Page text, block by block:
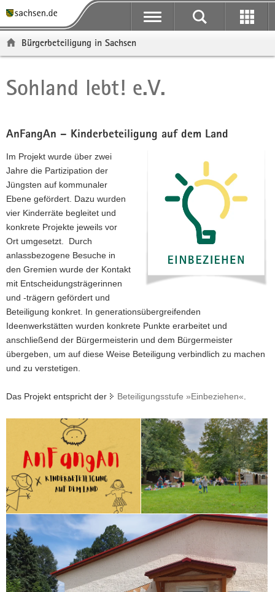
t
ü
r
r
e
i
f
e
n
d
e
N
a
v
i
g
a
t
i
n
t
n
i
a
t
i
o
n
p
n
l
t
-
r
i
c
h
Bürgerbeteiligung in Sachsen
Hauptinhalt
Sohland lebt! e.V.
AnFangAn – Kinderbeteiligung auf dem Land
Im Projekt wurde über zwei
Jahre die Partizipation der
Jüngsten auf kommunaler
Ebene gefördert. Dazu wurden
vier Kinderräte begleitet und
konkrete Projekte jeweils vor
Ort umgesetzt. Durch
anlassbezogene Besuche in
den Gremien wurde der Kontakt
mit Entscheidungsträgerinnen
und -trägern gefördert und
Beteiligung konkret. In generationsübergreifenden
Ideenwerkstätten wurden konkrete Punkte erarbeitet und
anschließend der Bürgermeisterin und dem Bürgermeister
übergeben, um auf diese Weise Beteiligung verbindlich zu machen
und zu verstetigen.
Das Projekt entspricht der Beteiligungsstufe »Einbeziehen«